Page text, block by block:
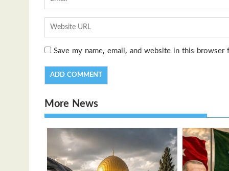
Save my name, email, and website in this
More News